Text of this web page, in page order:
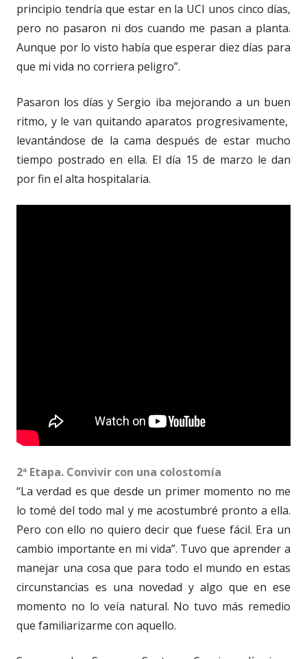
principio tendría que estar en la UCI unos cinco días,
pero no pasaron ni dos cuando me pasan a planta.
Aunque por lo visto había que esperar diez días para
que mi vida no corriera peligro”.
Pasaron los días y Sergio iba mejorando a un buen
ritmo, y le van quitando aparatos progresivamente,
levantándose de la cama después de estar mucho
tiempo postrado en ella. El día 15 de marzo le dan
por fin el alta hospitalaria.
2ª Etapa. Convivir con una colostomía
“La verdad es que desde un primer momento no me
lo tomé del todo mal y me acostumbré pronto a ella.
Pero con ello no quiero decir que fuese fácil. Era un
cambio importante en mi vida”. Tuvo que aprender a
manejar una cosa que para todo el mundo en estas
circunstancias es una novedad y algo que en ese
momento no lo veía natural. No tuvo más remedio
que familiarizarme con aquello.